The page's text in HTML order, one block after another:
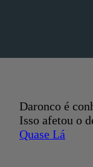
Daronco é
Isso afetou o
Quase Lá